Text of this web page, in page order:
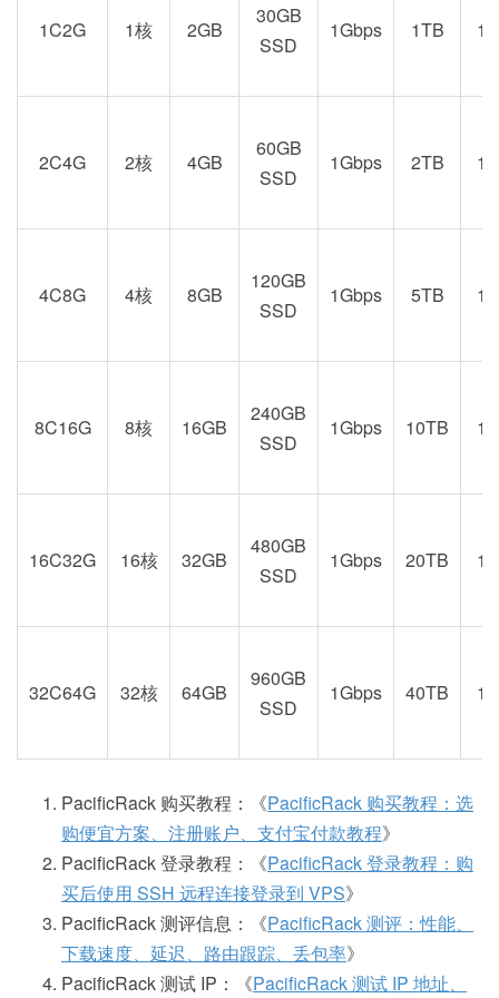
1C2G 1核 2GB
30GB
SSD
1Gbps 1TB 1
2C4G 2核 4GB
60GB
SSD
1Gbps 2TB 1
4C8G 4核 8GB
120GB
SSD
1Gbps 5TB 1
8C16G 8核 16GB
240GB
SSD
1Gbps 10TB 1
16C32G 16核 32GB
480GB
SSD
1Gbps 20TB 1
32C64G 32核 64GB
960GB
SSD
1Gbps 40TB 1
PacificRack 购买教程：《PacificRack 购买教程：选
购便宜方案、注册账户、支付宝付款教程》
PacificRack 登录教程：《PacificRack 登录教程：购
买后使用 SSH 远程连接登录到 VPS》
PacificRack 测评信息：《PacificRack 测评：性能、
下载速度、延迟、路由跟踪、丢包率》
PacificRack 测试 IP：《PacificRack 测试 IP 地址、